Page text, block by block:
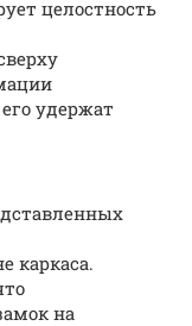
целостность
удержат
каркаса.
на